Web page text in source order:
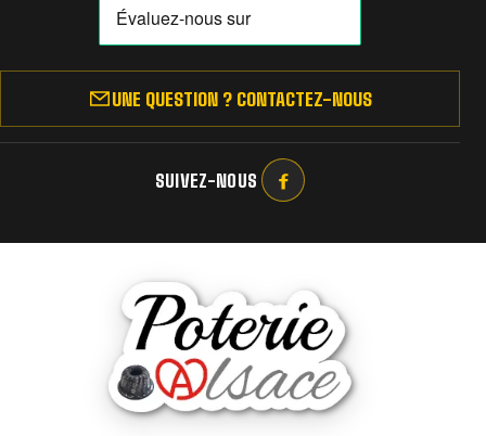
UNE QUESTION ? CONTACTEZ-NOUS
SUIVEZ-NOUS